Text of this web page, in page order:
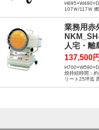
107Ｗ/117Ｗ
業務用赤
人宅・離
137,500
焼持続時間：
リート25坪迄